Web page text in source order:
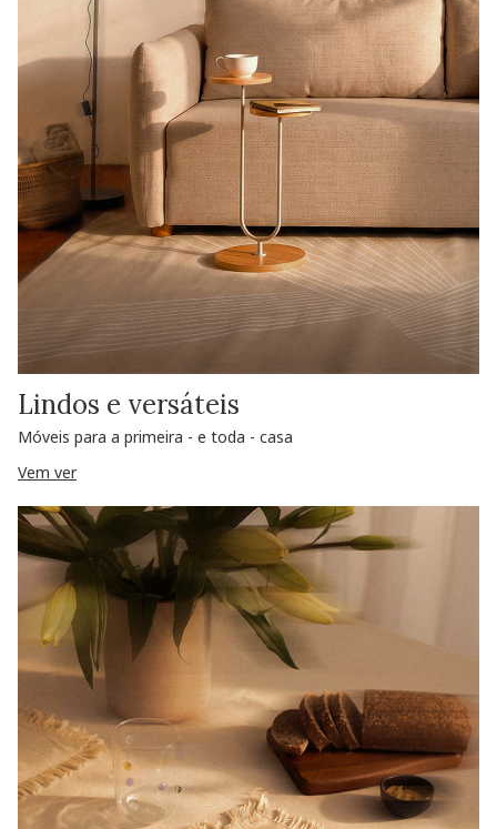
Lindos e versáteis
Móveis para a primeira - e toda - casa
Vem ver